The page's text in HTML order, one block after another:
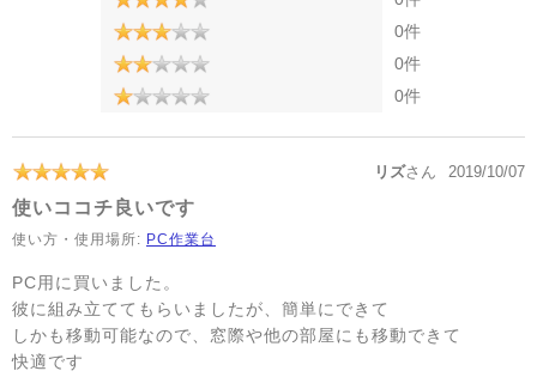
0件
0件
0件
リズさん 2019/10/07
使いココチ良いです
使い方・使用場所: PC作業台
PC用に買いました。
彼に組み立ててもらいましたが、簡単にできて
しかも移動可能なので、窓際や他の部屋にも移動できて
快適です